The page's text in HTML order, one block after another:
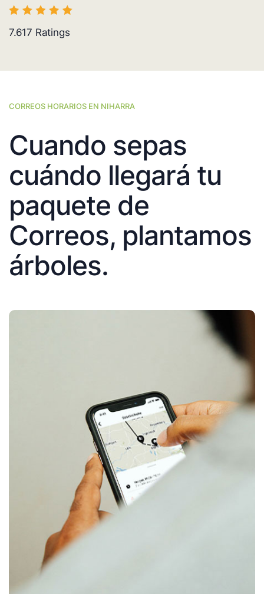
7.617 Ratings
CORREOS HORARIOS EN NIHARRA
Cuando sepas
cuándo llegará tu
paquete de
Correos, plantamos
árboles.